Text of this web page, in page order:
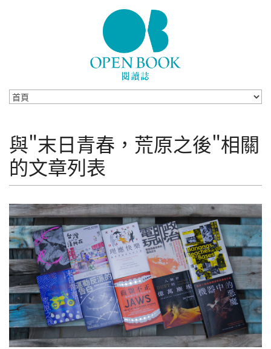
與"末日青春，荒原之後"相關
的文章列表